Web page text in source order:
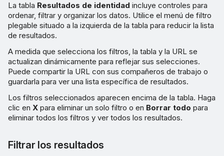
La tabla Resultados de identidad incluye controles para
ordenar, filtrar y organizar los datos. Utilice el menú de filtro
plegable situado a la izquierda de la tabla para reducir la lista
de resultados.
A medida que selecciona los filtros, la tabla y la URL se
actualizan dinámicamente para reflejar sus selecciones.
Puede compartir la URL con sus compañeros de trabajo o
guardarla para ver una lista específica de resultados.
Los filtros seleccionados aparecen encima de la tabla. Haga
clic en X para eliminar un solo filtro o en Borrar todo para
eliminar todos los filtros y ver todos los resultados.
Filtrar los resultados